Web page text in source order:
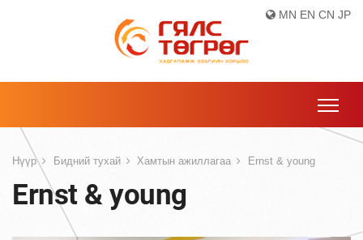
MN EN CN JP
Нүүр Бидний тухай Хамтын ажиллагаа Ernst & young
Ernst & young